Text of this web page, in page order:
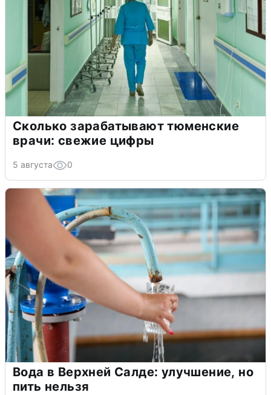
Сколько зарабатывают тюменские
врачи: свежие цифры
5 августа 0
Вода в Верхней Салде: улучшение, но
пить нельзя